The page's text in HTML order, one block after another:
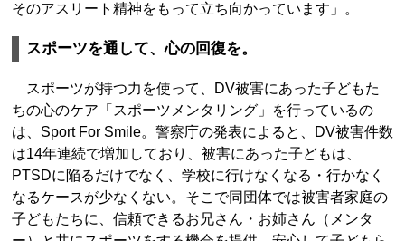
そのアスリート精神をもって立ち向かっています」。
スポーツを通して、心の回復を。
スポーツが持つ力を使って、DV被害にあった子どもた
ちの心のケア「スポーツメンタリング」を行っているの
は、Sport For Smile。警察庁の発表によると、DV被害件数
は14年連続で増加しており、被害にあった子どもは、
PTSDに陥るだけでなく、学校に行けなくなる・行かなく
なるケースが少なくない。そこで同団体では被害者家庭の
子どもたちに、信頼できるお兄さん・お姉さん（メンタ